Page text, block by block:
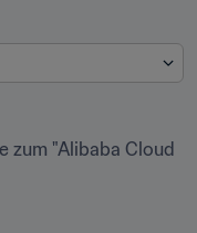
zum "Alibaba Cloud